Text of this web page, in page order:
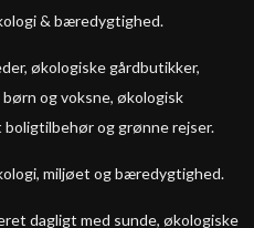
& bæredygtighed.
økologiske gårdbutikker,
og voksne, økologisk
og grønne rejser.
miljøet og bæredygtighed.
dagligt med sunde, økologiske